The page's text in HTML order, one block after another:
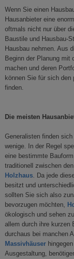
Wenn Sie einen
Hausanbieter eine
oftmals nicht nur über
Baustile und Hausbau-
Hausbau nehmen. Aus
Beginn der Planung mit
machen und deren
können Sie für sich den
finden.
Die meisten
Generalisten finden
wenige. In der Regel
eine bestimmte
traditionell zwischen
Holzhaus. Da jede
besitzt und
sollten Sie sich also
bevorzugen möchten,
ökologisch und sehen
allem durch ihre kurzen
durchaus bei manchen
Massivhäuser
Ausgestaltung,